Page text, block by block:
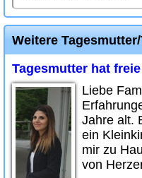
Weitere
Tagesmutter hat
Liebe
Jahre alt.
ein
mir zu
von